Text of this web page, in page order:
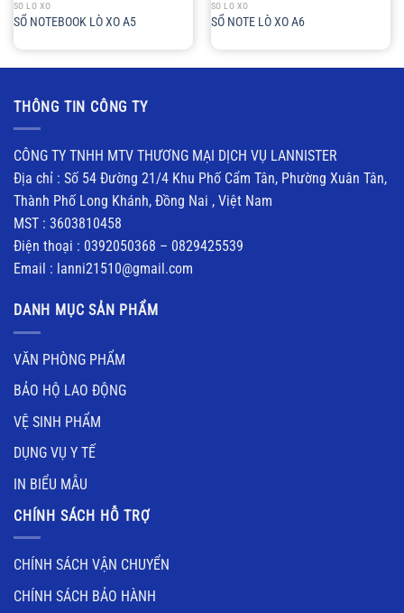
SỔ LÒ XO
SỔ NOTEBOOK LÒ XO A5
SỔ LÒ XO
SỔ NOTE LÒ XO A6
THÔNG TIN CÔNG TY
CÔNG TY TNHH MTV THƯƠNG MẠI DỊCH VỤ LANNISTER
Địa chỉ : Số 54 Đường 21/4 Khu Phố Cẩm Tân, Phường Xuân Tân,
Thành Phố Long Khánh, Đồng Nai , Việt Nam
MST : 3603810458
Điện thoại : 0392050368 – 0829425539
Email : lanni21510@gmail.com
DANH MỤC SẢN PHẨM
VĂN PHÒNG PHẨM
BẢO HỘ LAO ĐỘNG
VỆ SINH PHẨM
DỤNG VỤ Y TẾ
IN BIỂU MẪU
CHÍNH SÁCH HỖ TRỢ
CHÍNH SÁCH VẬN CHUYỂN
CHÍNH SÁCH BẢO HÀNH